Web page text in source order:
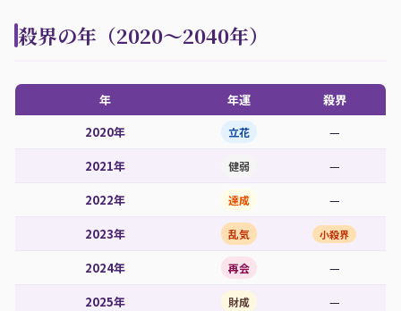
殺界の年（2020〜2040年）
年 年運
殺界
2020年
立花
—
2021年
健弱
—
2022年
達成
—
2023年
乱気 小殺界
2024年 再会
—
2025年
財成
—